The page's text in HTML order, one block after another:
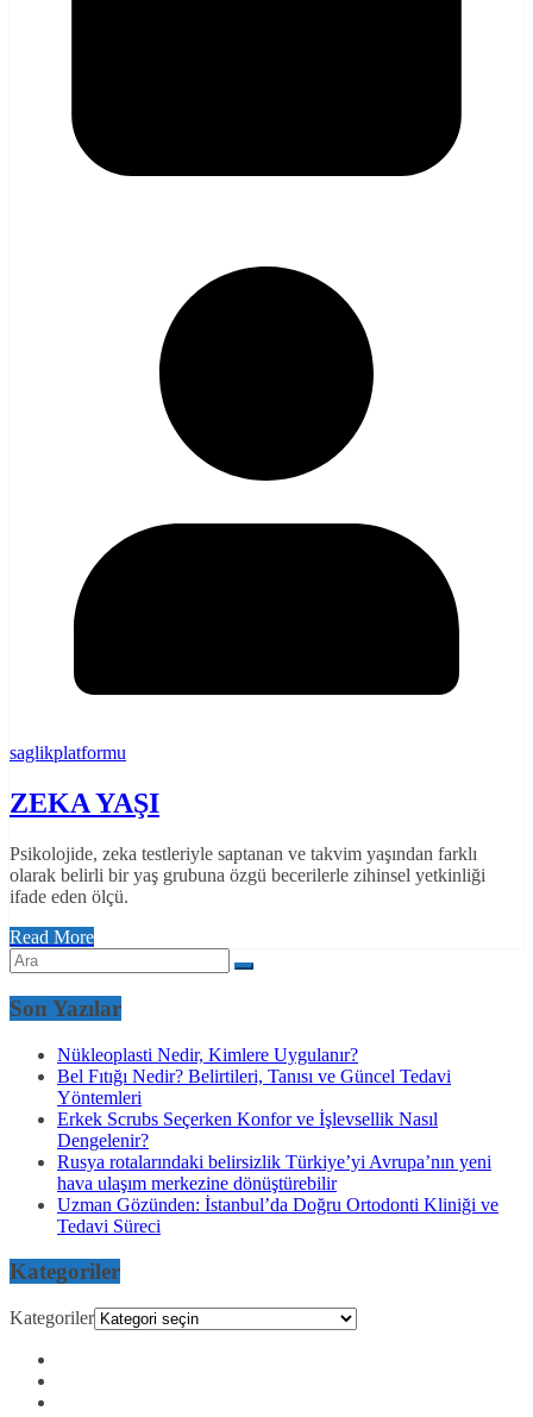
saglikplatformu
ZEKA YAŞI
Psikolojide, zeka testleriyle saptanan ve takvim yaşından farklı
olarak belirli bir yaş grubuna özgü becerilerle zihinsel yetkinliği
ifade eden ölçü.
Read More
Son Yazılar
Nükleoplasti Nedir, Kimlere Uygulanır?
Bel Fıtığı Nedir? Belirtileri, Tanısı ve Güncel Tedavi
Yöntemleri
Erkek Scrubs Seçerken Konfor ve İşlevsellik Nasıl
Dengelenir?
Rusya rotalarındaki belirsizlik Türkiye’yi Avrupa’nın yeni
hava ulaşım merkezine dönüştürebilir
Uzman Gözünden: İstanbul’da Doğru Ortodonti Kliniği ve
Tedavi Süreci
Kategoriler
Kategoriler